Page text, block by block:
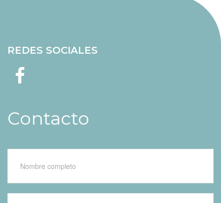
REDES SOCIALES
Contacto